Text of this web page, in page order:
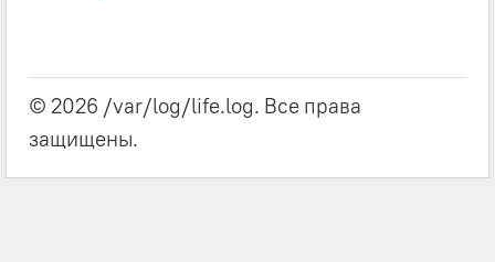
© 2026 /var/log/life.log. Все права
защищены.